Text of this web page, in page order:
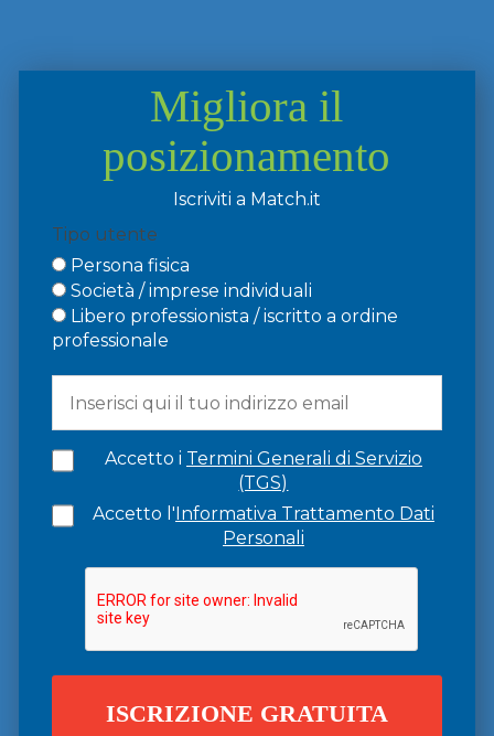
Migliora il
posizionamento
Iscriviti a Match.it
Tipo utente
Persona fisica
Società / imprese individuali
Libero professionista / iscritto a ordine
professionale
Accetto i Termini Generali di Servizio
(TGS)
Accetto l'Informativa Trattamento Dati
Personali